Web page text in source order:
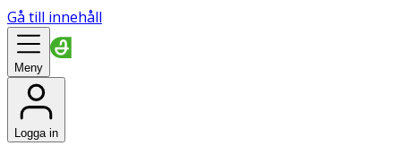
Gå till innehåll
Meny
Logga in